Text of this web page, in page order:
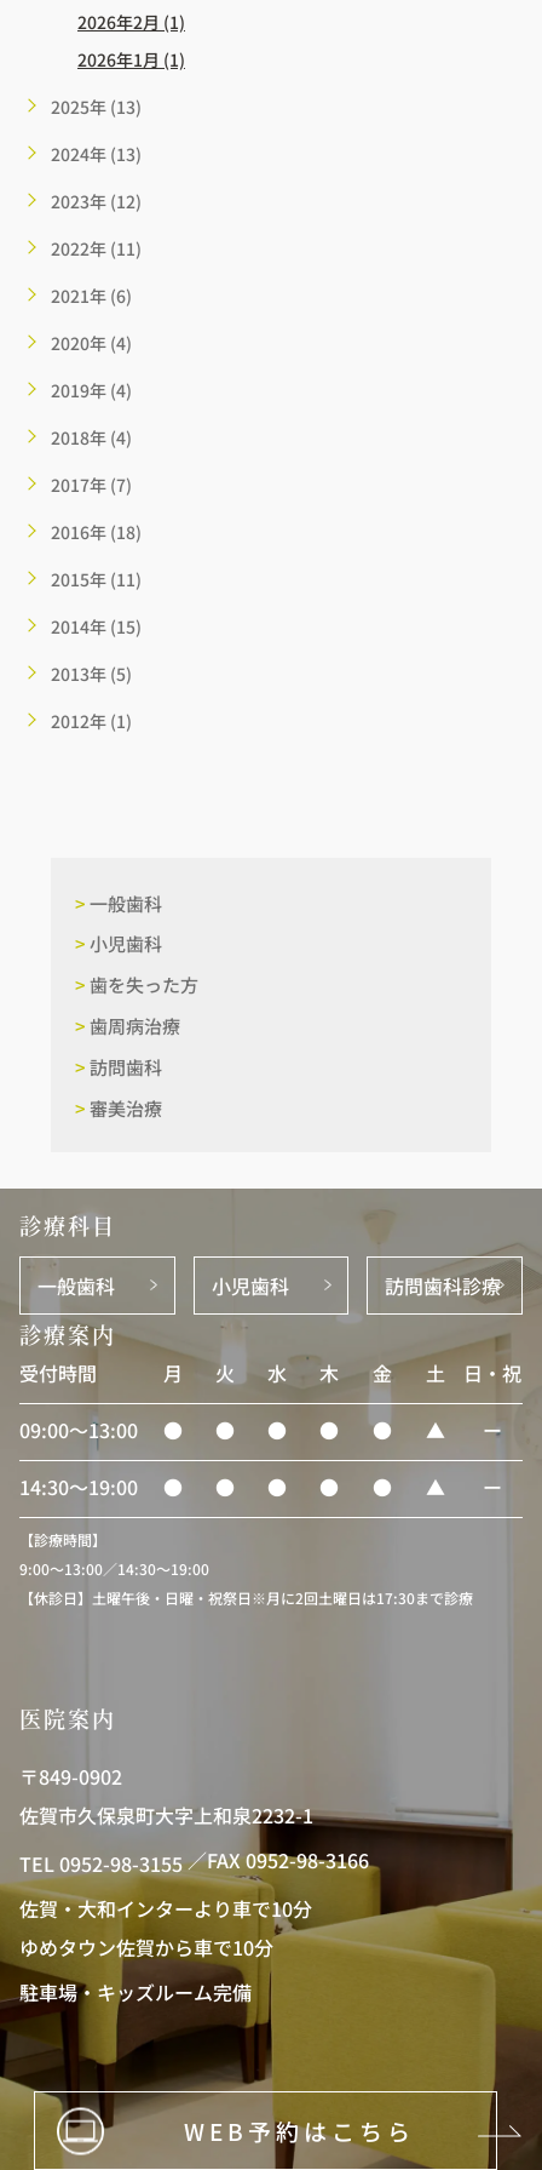
2026年2月 (1)
2026年1月 (1)
2025年 (13)
2024年 (13)
2023年 (12)
2022年 (11)
2021年 (6)
2020年 (4)
2019年 (4)
2018年 (4)
2017年 (7)
2016年 (18)
2015年 (11)
2014年 (15)
2013年 (5)
2012年 (1)
>一般歯科
> 小児歯科
>歯を失った方
>歯周病治療
>訪問歯科
>審美治療
診療科目
一般歯科 小児歯科 訪問歯科診療
診療案内
受付時間 月 火 水 木 金 土
日・祝
09:00〜13:00
● ● ● ● ● ▲
ー
14:30〜19:00
● ● ● ● ● ▲ ー
【診療時間】
9:00〜13:00／14:30〜19:00
【休診日】土曜午後・日曜・祝祭日※月に2回土曜日は17:30まで診療
医院案内
〒849-0902
佐賀市久保泉町大字上和泉2232-1
TEL 0952-98-3155／FAX 0952-98-3166
佐賀・大和インターより車で10分
ゆめタウン佐賀から車で10分
駐車場・キッズルーム完備
WEB予約はこちら